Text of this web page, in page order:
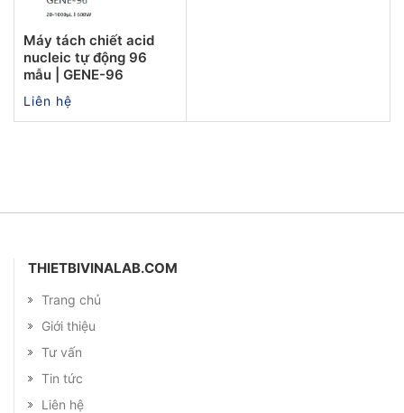
Máy tách chiết acid
nucleic tự động 96
mẫu | GENE-96
Liên hệ
THIETBIVINALAB.COM
Trang chủ
Giới thiệu
Tư vấn
Tin tức
Liên hệ